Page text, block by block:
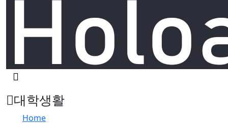
검
버
튼
대학생활
Home